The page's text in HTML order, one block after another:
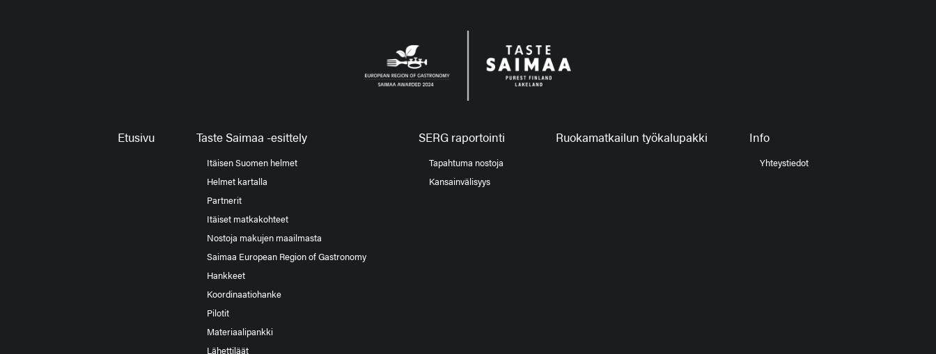
Etusivu Taste Saimaa -esittely
Itäisen Suomen helmet
Helmet kartalla
Partnerit
Itäiset matkakohteet
Nostoja makujen maailmasta
Saimaa European Region of Gastronomy
Hankkeet
Koordinaatiohanke
Pilotit
Materiaalipankki
Lähettiläät
SERG raportointi
Tapahtuma nostoja
Kansainvälisyys
Ruokamatkailun työkalupakki Info
Yhteystiedot